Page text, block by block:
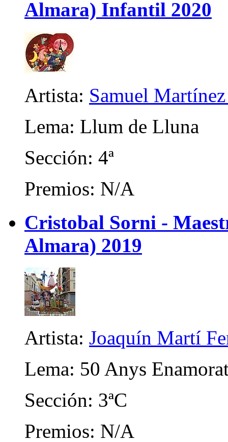
Almara) Infantil 2020
Artista: Samuel
Lema: Llum de Lluna
Sección: 4ª
Premios: N/A
Cristobal Sorni -
Almara) 2019
Artista: Joaquín Martí
Lema: 50 Anys
Sección: 3ªC
Premios: N/A